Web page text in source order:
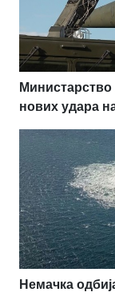
нових удара
Немачка